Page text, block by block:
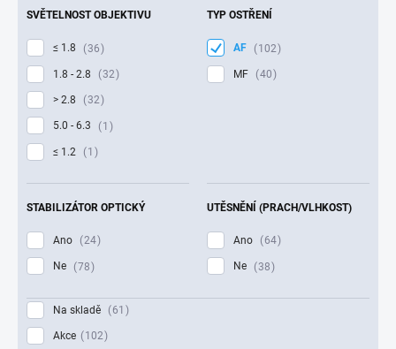
Na skladě 61
Akce 102
SVĚTELNOST OBJEKTIVU
≤ 1.8 36
1.8 - 2.8 32
> 2.8 32
5.0 - 6.3 1
≤ 1.2 1
TYP OSTŘENÍ
AF 102
MF 40
STABILIZÁTOR OPTICKÝ
Ano 24
Ne 78
UTĚSNĚNÍ (PRACH/VLHKOST)
Ano 64
Ne 38